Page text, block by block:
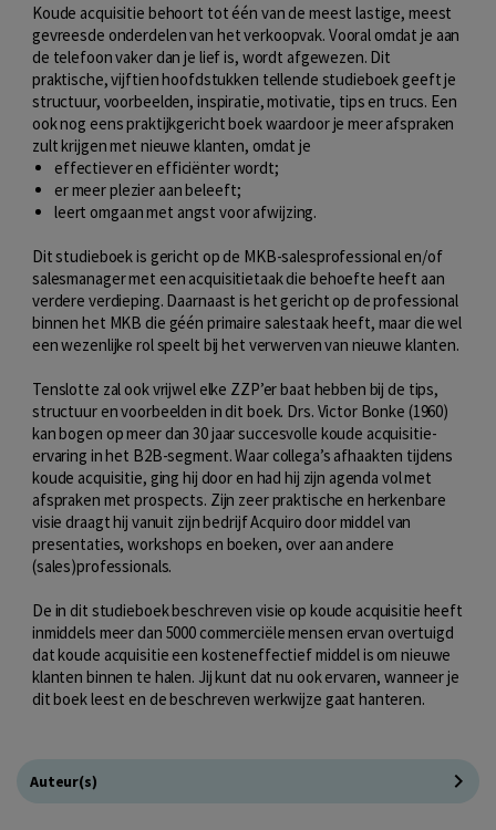
Koude acquisitie behoort tot één van de meest lastige, meest
gevreesde onderdelen van het verkoopvak. Vooral omdat je aan
de telefoon vaker dan je lief is, wordt afgewezen. Dit
praktische, vijftien hoofdstukken tellende studieboek geeft je
structuur, voorbeelden, inspiratie, motivatie, tips en trucs. Een
ook nog eens praktijkgericht boek waardoor je meer afspraken
zult krijgen met nieuwe klanten, omdat je
effectiever en efficiënter wordt;
er meer plezier aan beleeft;
leert omgaan met angst voor afwijzing.
Dit studieboek is gericht op de MKB-salesprofessional en/of
salesmanager met een acquisitietaak die behoefte heeft aan
verdere verdieping. Daarnaast is het gericht op de professional
binnen het MKB die géén primaire salestaak heeft, maar die wel
een wezenlijke rol speelt bij het verwerven van nieuwe klanten.
Tenslotte zal ook vrijwel elke ZZP’er baat hebben bij de tips,
structuur en voorbeelden in dit boek. Drs. Victor Bonke (1960)
kan bogen op meer dan 30 jaar succesvolle koude acquisitie-
ervaring in het B2B-segment. Waar collega’s afhaakten tijdens
koude acquisitie, ging hij door en had hij zijn agenda vol met
afspraken met prospects. Zijn zeer praktische en herkenbare
visie draagt hij vanuit zijn bedrijf Acquiro door middel van
presentaties, workshops en boeken, over aan andere
(sales)professionals.
De in dit studieboek beschreven visie op koude acquisitie heeft
inmiddels meer dan 5000 commerciële mensen ervan overtuigd
dat koude acquisitie een kosteneffectief middel is om nieuwe
klanten binnen te halen. Jij kunt dat nu ook ervaren, wanneer je
dit boek leest en de beschreven werkwijze gaat hanteren.
Auteur(s)